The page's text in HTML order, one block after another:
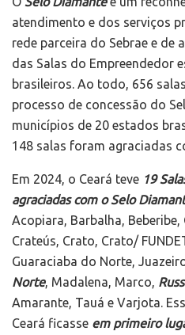
atendimento e dos serviços
rede parceira do Sebrae e de
das Salas do Empreendedor
brasileiros. Ao todo, 656
processo de concessão do
municípios de 20 estados
148 salas foram agraciadas
Em 2024, o Ceará teve 19
agraciadas com o Selo
Acopiara, Barbalha,
Crateús, Crato, Crato/
Guaraciaba do Norte,
Norte, Madalena, Marco,
Amarante, Tauá e Varjota.
Ceará ficasse em primeiro